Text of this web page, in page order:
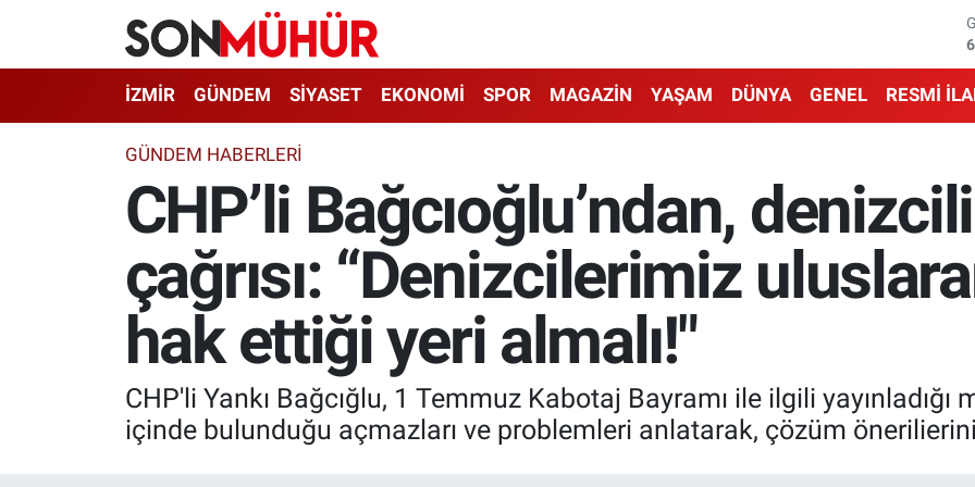
İZMİR GÜNDEM SİYASET EKONOMİ SPOR MAGAZİN YAŞAM DÜNYA GENEL RESMİ
GÜNDEM HABERLERI
CHP’li Bağcıoğlu’ndan,
çağrısı: “Denizcilerimiz
hak ettiği yeri almalı!"
CHP'li Yankı Bağcığlu, 1 Temmuz Kabotaj Bayramı ile ilgili
içinde bulunduğu açmazları ve problemleri anlatarak, çözüm önerilierini
İzmir Nöbetçi Eczaneler
İzmir Hava Durumu
İzmir Namaz Vakitleri
İzmir Trafik Yoğunluk Haritası
Süper Lig Puan Durumu ve Fikstür
Tüm Manşetler
Son Dakika Haberleri